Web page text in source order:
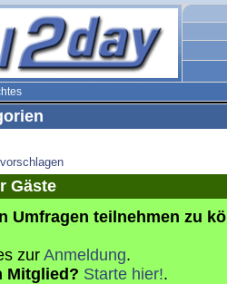
Gäste
Umfragen teilnehmen zu
zur Anmeldung.
Mitglied? Starte hier!.